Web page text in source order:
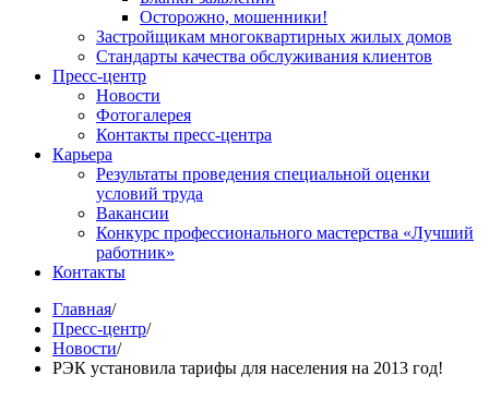
Осторожно, мошенники!
Застройщикам многоквартирных жилых домов
Стандарты качества обслуживания клиентов
Пресс-центр
Новости
Фотогалерея
Контакты пресс-центра
Карьера
Результаты проведения специальной оценки
условий труда
Вакансии
Конкурс профессионального мастерства «Лучший
работник»
Контакты
Главная/
Пресс-центр/
Новости/
РЭК установила тарифы для населения на 2013 год!